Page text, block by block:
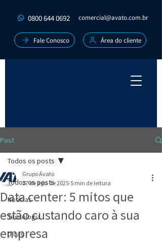
0800 644 0692 comercial@avato.com.br
Fale Conosco Área do cliente
Post
Todos os posts
Notícias
Tecnologia
Dicas
Todos os posts
Data center: 5 mitos que
estão custando caro à sua
empresa
Grupo Ávato
27 de ago. de 2025 5 min de leitura